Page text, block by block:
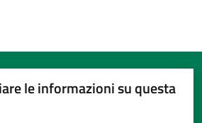
le informazioni su questa